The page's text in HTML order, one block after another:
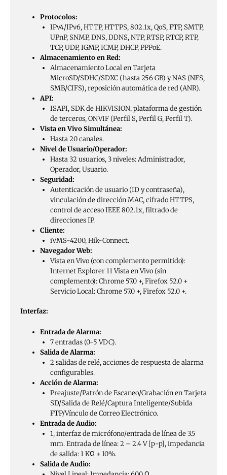
Protocolos:
IPv4/IPv6, HTTP, HTTPS, 802.1x, QoS, FTP, SMTP,
UPnP, SNMP, DNS, DDNS, NTP, RTSP, RTCP, RTP,
TCP, UDP, IGMP, ICMP, DHCP, PPPoE.
Almacenamiento en Red:
Almacenamiento Local en Tarjeta
MicroSD/SDHC/SDXC (hasta 256 GB) y NAS (NFS,
SMB/CIFS), reposición automática de red (ANR).
API:
ISAPI, SDK de HIKVISION, plataforma de gestión
de terceros, ONVIF (Perfil S, Perfil G, Perfil T).
Vista en Vivo Simultánea:
Hasta 20 canales.
Nivel de Usuario/Operador:
Hasta 32 usuarios, 3 niveles: Administrador,
Operador, Usuario.
Seguridad:
Autenticación de usuario (ID y contraseña),
vinculación de dirección MAC, cifrado HTTPS,
control de acceso IEEE 802.1x, filtrado de
direcciones IP.
Cliente:
iVMS-4200, Hik-Connect.
Navegador Web:
Vista en Vivo (con complemento permitido):
Internet Explorer 11 Vista en Vivo (sin
complemento): Chrome 57.0 +, Firefox 52.0 +
Servicio Local: Chrome 57.0 +, Firefox 52.0 +.
Interfaz:
Entrada de Alarma:
7 entradas (0-5 VDC).
Salida de Alarma:
2 salidas de relé, acciones de respuesta de alarma
configurables.
Acción de Alarma:
Preajuste/Patrón de Escaneo/Grabación en Tarjeta
SD/Salida de Relé/Captura Inteligente/Subida
FTP/Vínculo de Correo Electrónico.
Entrada de Audio:
1, interfaz de micrófono/entrada de línea de 3.5
mm. Entrada de línea: 2 – 2.4 V [p-p], impedancia
de salida: 1 KΩ ± 10%.
Salida de Audio: